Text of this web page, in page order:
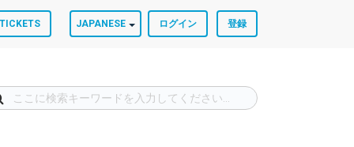
JAPANESE ログイン 登録